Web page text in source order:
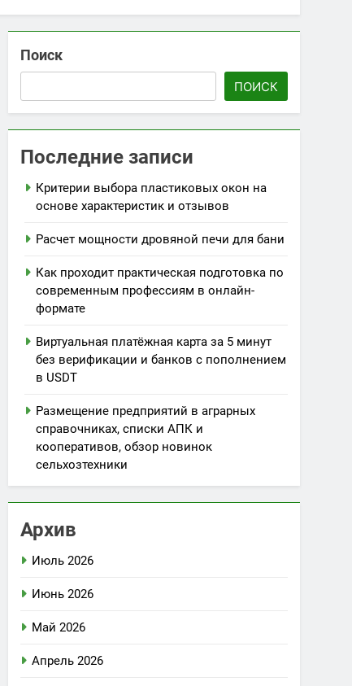
Поиск
ПОИСК
Последние записи
Критерии выбора пластиковых окон на
основе характеристик и отзывов
Расчет мощности дровяной печи для бани
Как проходит практическая подготовка по
современным профессиям в онлайн-
формате
Виртуальная платёжная карта за 5 минут
без верификации и банков с пополнением
в USDT
Размещение предприятий в аграрных
справочниках, списки АПК и
кооперативов, обзор новинок
сельхозтехники
Архив
Июль 2026
Июнь 2026
Май 2026
Апрель 2026